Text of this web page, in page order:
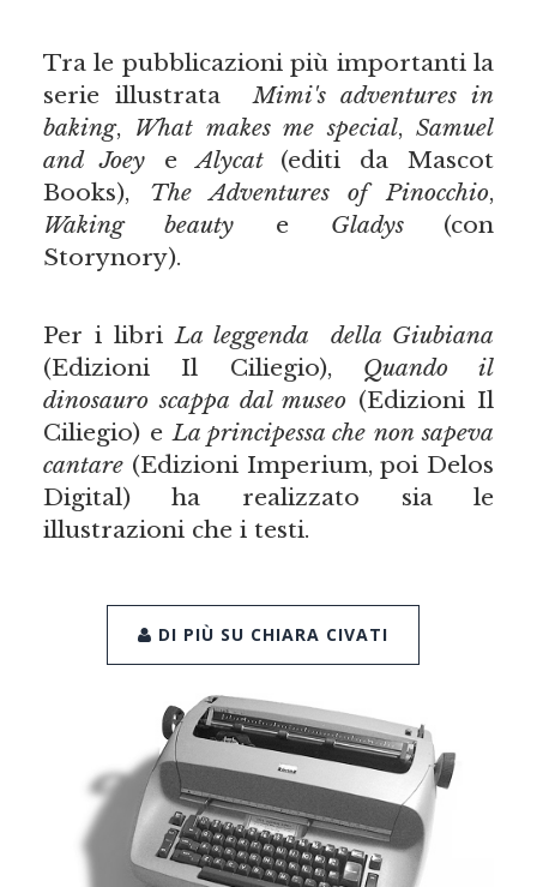
Tra le pubblicazioni più importanti la
serie illustrataMimi's adventures in
baking, What makes me special,Samuel
and JoeyeAlycat (editi da Mascot
Books), The Adventures of Pinocchio,
Waking beauty e Gladys (con
Storynory).
Per i libriLa leggenda della Giubiana
(Edizioni Il Ciliegio), Quando il
dinosauro scappa dal museo (Edizioni Il
Ciliegio) eLa principessa che non sapeva
cantare(Edizioni Imperium, poi Delos
Digital) ha realizzato sia le
illustrazioni che i testi.
DI PIÙ SU CHIARA CIVATI